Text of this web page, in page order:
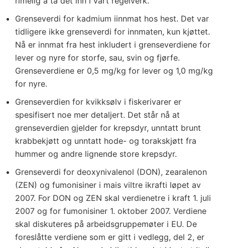
Grenseverdi for kadmium iinnmat hos hest. Det var
tidligere ikke grenseverdi for innmaten, kun kjøttet.
Nå er innmat fra hest inkludert i grenseverdiene for
lever og nyre for storfe, sau, svin og fjørfe.
Grenseverdiene er 0,5 mg/kg for lever og 1,0 mg/kg
for nyre.
Grenseverdien for kvikksølv i fiskerivarer er
spesifisert noe mer detaljert. Det står nå at
grenseverdien gjelder for krepsdyr, unntatt brunt
krabbekjøtt og unntatt hode- og torakskjøtt fra
hummer og andre lignende store krepsdyr.
Grenseverdi for deoxynivalenol (DON), zearalenon
(ZEN) og fumonisiner i mais viltre ikrafti løpet av
2007. For DON og ZEN skal verdienetre i kraft 1. juli
2007 og for fumonisiner 1. oktober 2007. Verdiene
skal diskuteres på arbeidsgruppemøter i EU. De
foreslåtte verdiene som er gitt i vedlegg, del 2, er